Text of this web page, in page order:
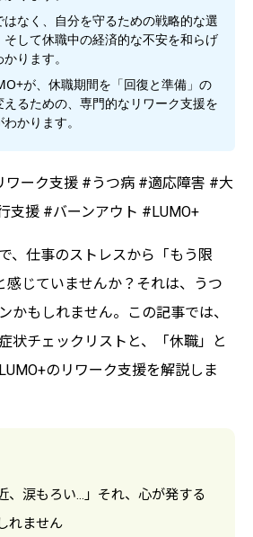
はなく、自分を守るための戦略的な選
して休職中の経済的な不安を和らげ
ります。
が、休職期間を「回復と準備」の
るための、専門的なリワーク支援を
かります。
ーク支援 #うつ病 #適応障害 #大
支援 #バーンアウト #LUMO+
、仕事のストレスから「もう限
感じていませんか？それは、うつ
かもしれません。この記事では、
状チェックリストと、「休職」と
のリワーク支援を解説しま
、涙もろい…」それ、心が発する
れません